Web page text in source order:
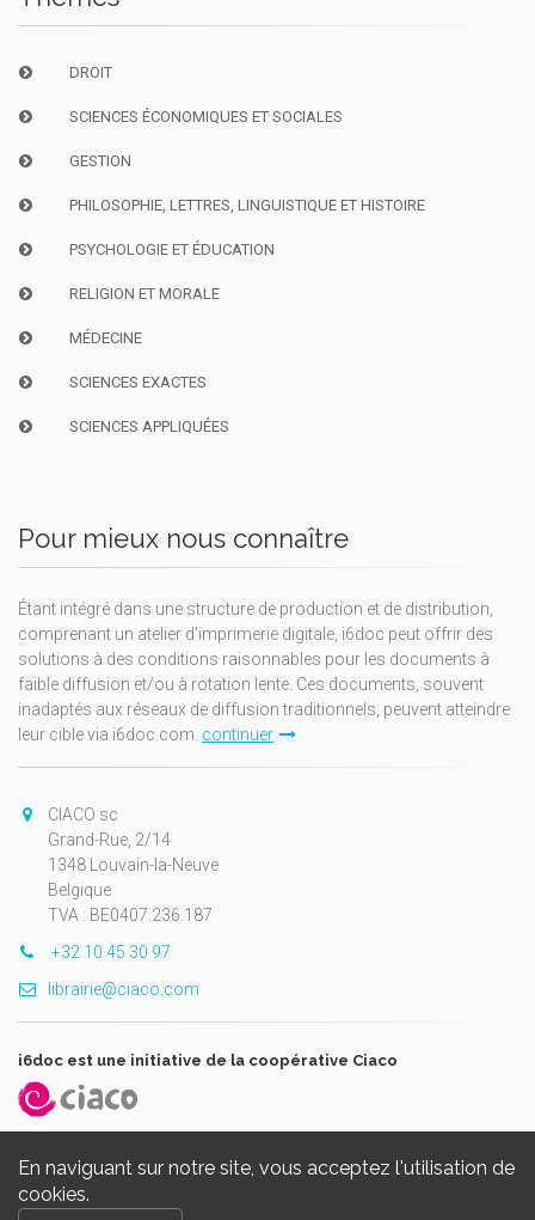
En naviguant sur notre site, vous acceptez l'utilisation de
cookies.
DROIT
SCIENCES ÉCONOMIQUES ET SOCIALES
GESTION
PHILOSOPHIE, LETTRES, LINGUISTIQUE ET HISTOIRE
PSYCHOLOGIE ET ÉDUCATION
RELIGION ET MORALE
MÉDECINE
SCIENCES EXACTES
SCIENCES APPLIQUÉES
Pour mieux nous connaître
Étant intégré dans une structure de production et de distribution,
comprenant un atelier d'imprimerie digitale, i6doc peut offrir des
solutions à des conditions raisonnables pour les documents à
faible diffusion et/ou à rotation lente. Ces documents, souvent
inadaptés aux réseaux de diffusion traditionnels, peuvent atteindre
leur cible via i6doc.com. continuer
CIACO sc
Grand-Rue, 2/14
1348 Louvain-la-Neuve
Belgique
TVA : BE0407.236.187
+32 10 45 30 97
librairie@ciaco.com
i6doc est une initiative de la coopérative Ciaco